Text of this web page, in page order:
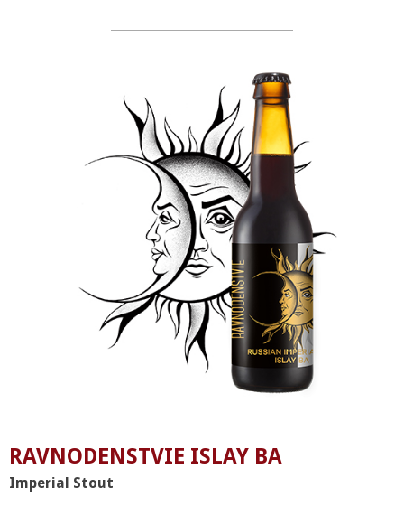
RAVNODENSTVIE ISLAY BA
Imperial Stout